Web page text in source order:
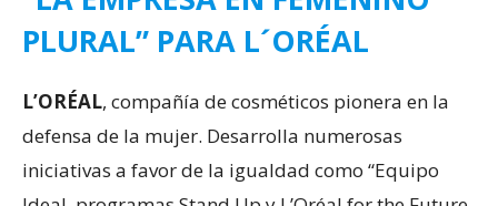
PLURAL” PARA L´ORÉAL
L’ORÉAL, compañía de cosméticos pionera en la
defensa de la mujer. Desarrolla numerosas
iniciativas a favor de la igualdad como “Equipo